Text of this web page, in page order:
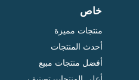
خاص
منتجات مميزة
أحدث المنتجات
أفضل منتجات مبيع